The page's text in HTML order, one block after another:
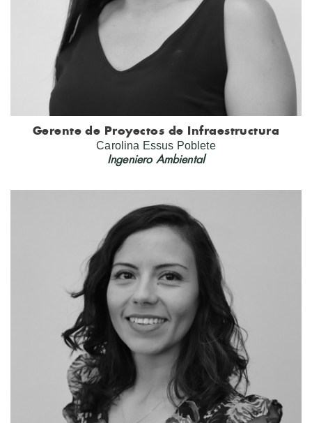
Gerente de Proyectos de Infraestructura
Carolina Essus Poblete
Ingeniero Ambiental